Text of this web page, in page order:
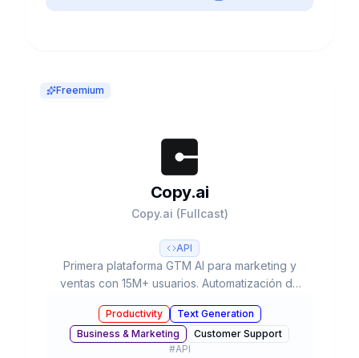
Freemium
Copy.ai
Copy.ai (Fullcast)
API
Primera plataforma GTM AI para marketing y
ventas con 15M+ usuarios. Automatización de
4, Claude 3) y plan gratuito disponible.
Productivity
Text Generation
Business & Marketing
Customer Support
#API